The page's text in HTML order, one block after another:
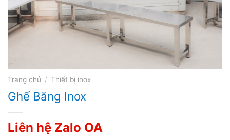
Trang chủ / Thiết bị inox
Ghế Băng Inox
Liên hệ Zalo OA